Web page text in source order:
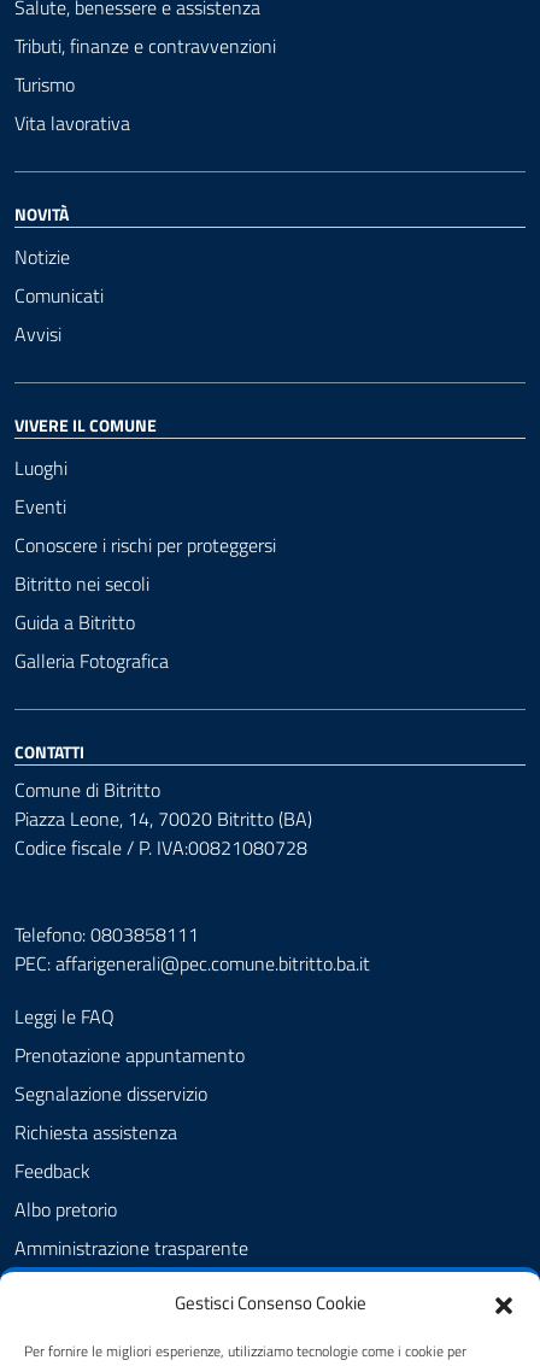
Gestisci Consenso Cookie
Per fornire le migliori esperienze, utilizziamo tecnologie come i cookie per
Salute, benessere e assistenza
Tributi, finanze e contravvenzioni
Turismo
Vita lavorativa
NOVITÀ
Notizie
Comunicati
Avvisi
VIVERE IL COMUNE
Luoghi
Eventi
Conoscere i rischi per proteggersi
Bitritto nei secoli
Guida a Bitritto
Galleria Fotografica
CONTATTI
Comune di Bitritto
Piazza Leone, 14, 70020 Bitritto (BA)
Codice fiscale / P. IVA:00821080728
Telefono: 0803858111
PEC:affarigenerali@pec.comune.bitritto.ba.it
Leggi le FAQ
Prenotazione appuntamento
Segnalazione disservizio
Richiesta assistenza
Feedback
Albo pretorio
Amministrazione trasparente